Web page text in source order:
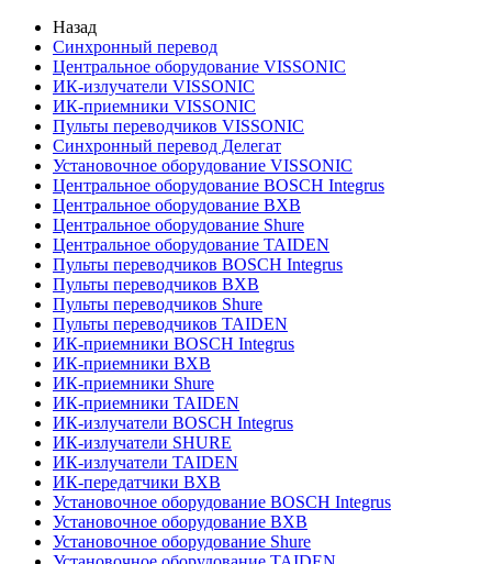
Назад
Синхронный перевод
Центральное оборудование VISSONIC
ИК-излучатели VISSONIC
ИК-приемники VISSONIC
Пульты переводчиков VISSONIC
Синхронный перевод Делегат
Установочное оборудование VISSONIC
Центральное оборудование BOSCH Integrus
Центральное оборудование BXB
Центральное оборудование Shure
Центральное оборудование TAIDEN
Пульты переводчиков BOSCH Integrus
Пульты переводчиков BXB
Пульты переводчиков Shure
Пульты переводчиков TAIDEN
ИК-приемники BOSCH Integrus
ИК-приемники BXB
ИК-приемники Shure
ИК-приемники TAIDEN
ИК-излучатели BOSCH Integrus
ИК-излучатели SHURE
ИК-излучатели TAIDEN
ИК-передатчики BXB
Установочное оборудование BOSCH Integrus
Установочное оборудование BXB
Установочное оборудование Shure